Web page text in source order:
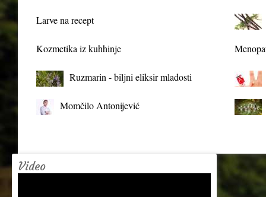
Larve na recept
Kozmetika iz kuhhinje
Ruzmarin - biljni eliksir mladosti
Momčilo Antonijević
Video